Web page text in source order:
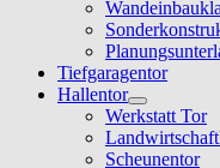
Tiefgaragentor
Hallentor
Werkstatt Tor
Scheunentor